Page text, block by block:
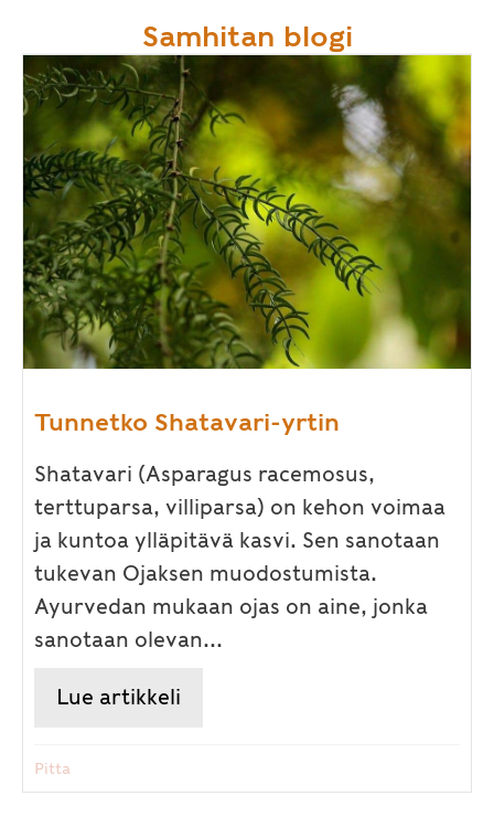
Samhitan blogi
Tunnetko Shatavari-yrtin
Shatavari (Asparagus racemosus,
terttuparsa, villiparsa) on kehon voimaa
ja kuntoa ylläpitävä kasvi. Sen sanotaan
tukevan Ojaksen muodostumista.
Ayurvedan mukaan ojas on aine, jonka
sanotaan olevan...
Lue artikkeli
Pitta